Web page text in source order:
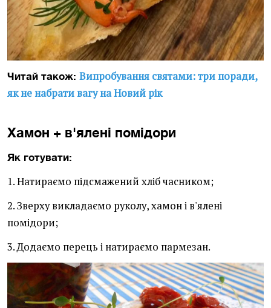
Читай також: Випробування святами: три поради,
як не набрати вагу на Новий рік
Хамон + в'ялені помідори
Як готувати:
1. Натираємо підсмажений хліб часником;
2. Зверху викладаємо руколу, хамон і в'ялені
помідори;
3. Додаємо перець і натираємо пармезан.